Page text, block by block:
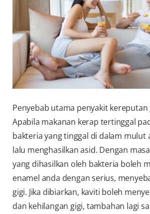
Penyebab utama penyakit kereputan
Apabila makanan kerap tertinggal
bakteria yang tinggal di dalam mulut
lalu menghasilkan asid. Dengan
yang dihasilkan oleh bakteria boleh
enamel anda dengan serius,
gigi. Jika dibiarkan, kaviti boleh
dan kehilangan gigi, tambahan lagi